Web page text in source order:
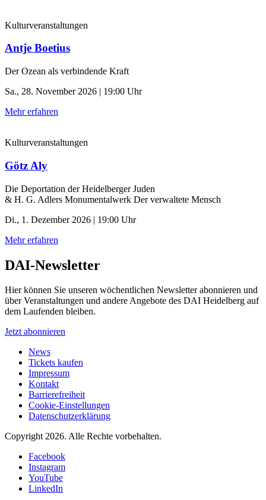
Kulturveranstaltungen
Antje Boetius
Der Ozean als verbindende Kraft
Sa., 28. November 2026 | 19:00 Uhr
Mehr erfahren
Kulturveranstaltungen
Götz Aly
Die Deportation der ­Heidelberger Juden
& H. G. Adlers Monumentalwerk Der verwaltete Mensch
Di., 1. Dezember 2026 | 19:00 Uhr
Mehr erfahren
DAI-Newsletter
Hier können Sie unseren wöchentlichen Newsletter abonnieren und
über Veranstaltungen und andere Angebote des DAI Heidelberg auf
dem Laufenden bleiben.
Jetzt abonnieren
News
Tickets kaufen
Impressum
Kontakt
Barrierefreiheit
Cookie-Einstellungen
Datenschutzerklärung
Copyright 2026. Alle Rechte vorbehalten.
Facebook
Instagram
YouTube
LinkedIn